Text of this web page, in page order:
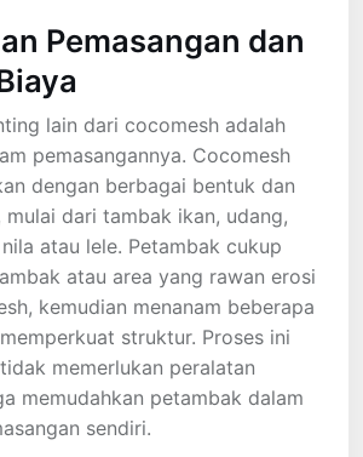
Pemasangan dan
lain dari cocomesh adalah
pemasangannya. Cocomesh
dengan berbagai bentuk dan
mulai dari tambak ikan, udang,
atau lele. Petambak cukup
atau area yang rawan erosi
kemudian menanam beberapa
struktur. Proses ini
memerlukan peralatan
memudahkan petambak dalam
sendiri.